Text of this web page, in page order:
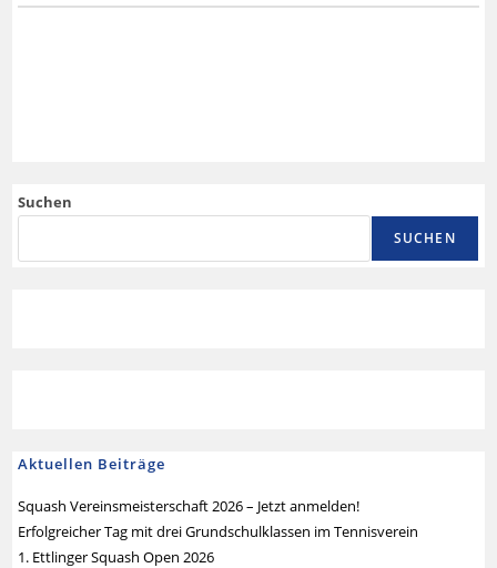
Suchen
SUCHEN
Aktuellen Beiträge
Squash Vereinsmeisterschaft 2026 – Jetzt anmelden!
Erfolgreicher Tag mit drei Grundschulklassen im Tennisverein
1. Ettlinger Squash Open 2026